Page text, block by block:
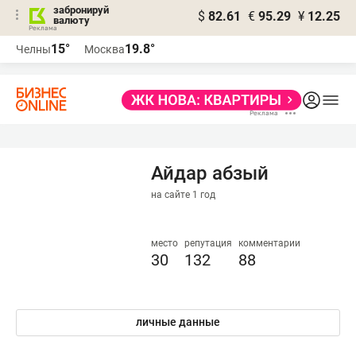
забронируй
валюту
$ 82.61 € 95.29 ¥ 12.25
Челны15° Москва19.8°
Айдар абзый
на сайте 1 год
место
30
репутация
132
комментарии
88
личные данные